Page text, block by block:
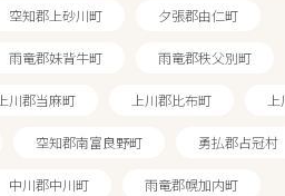
空知郡上砂川町 夕張郡由仁町
雨竜郡妹背牛町 雨竜郡秩父別町
上川郡当麻町 上川郡比布町
空知郡南富良野町 勇払郡占冠村
中川郡中川町 雨竜郡幌加内町